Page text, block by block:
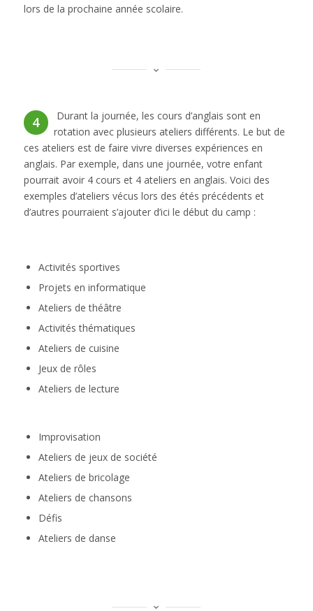
lors de la prochaine année scolaire.
4
Durant la journée, les cours d’anglais sont en
rotation avec plusieurs ateliers différents. Le but de
ces ateliers est de faire vivre diverses expériences en
anglais. Par exemple, dans une journée, votre enfant
pourrait avoir 4 cours et 4 ateliers en anglais. Voici des
exemples d’ateliers vécus lors des étés précédents et
d’autres pourraient s’ajouter d’ici le début du camp :
Activités sportives
Projets en informatique
Ateliers de théâtre
Activités thématiques
Ateliers de cuisine
Jeux de rôles
Ateliers de lecture
Improvisation
Ateliers de jeux de société
Ateliers de bricolage
Ateliers de chansons
Défis
Ateliers de danse